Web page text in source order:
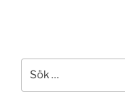
efter: